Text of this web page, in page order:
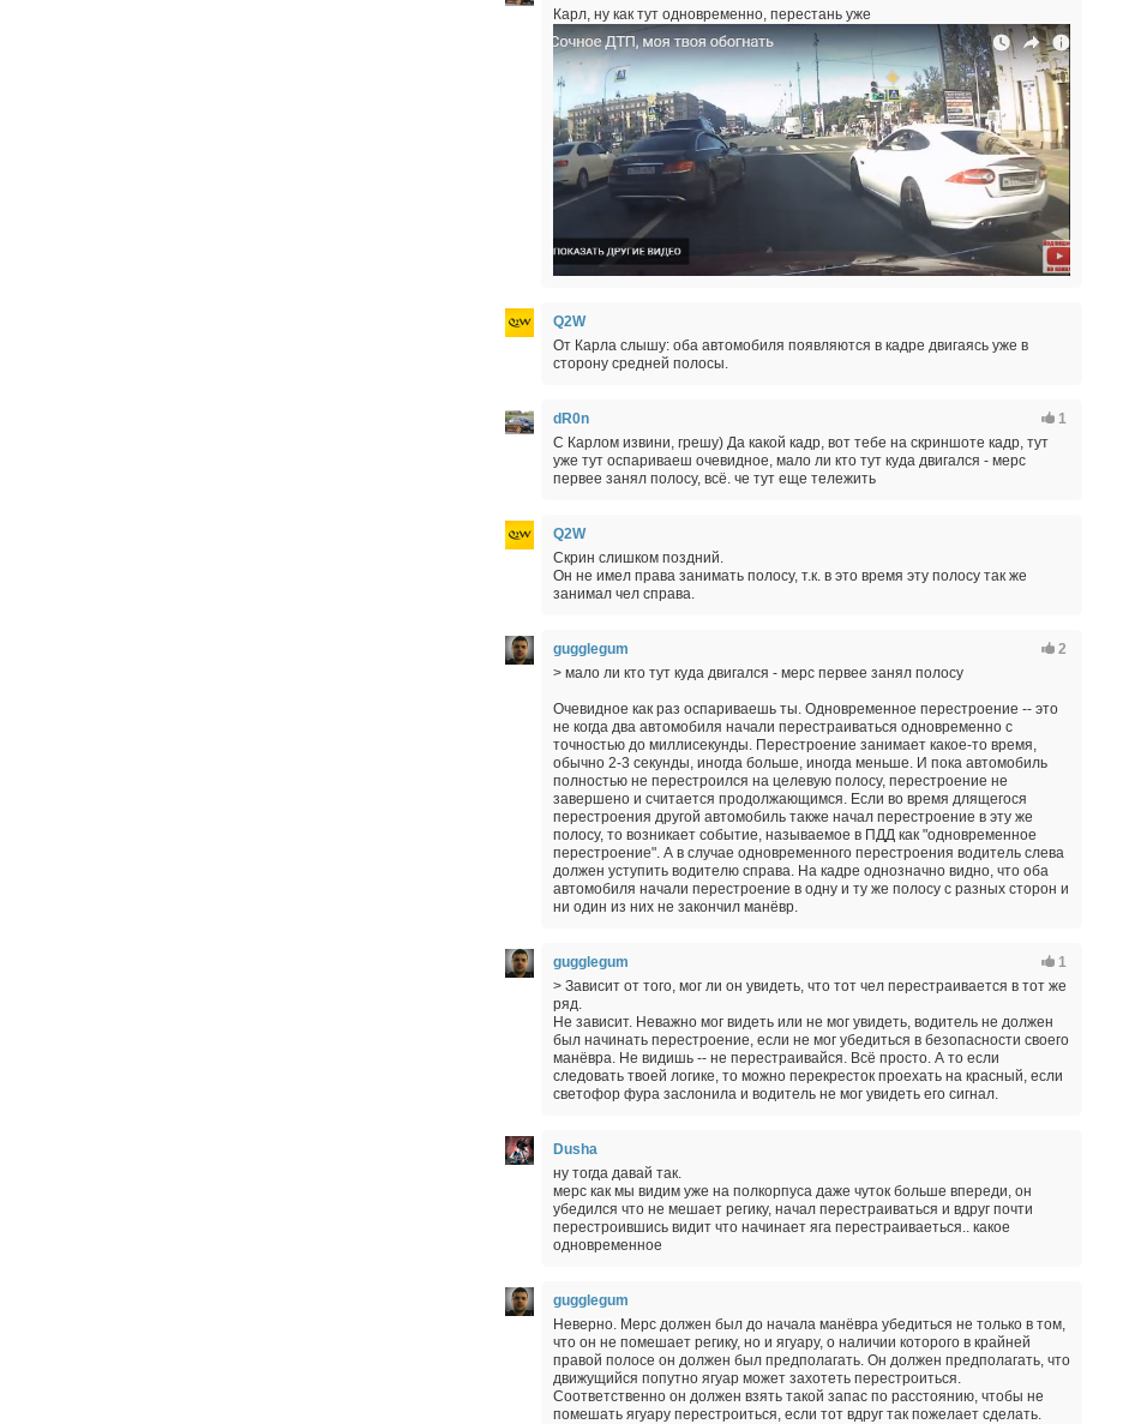
Карл, ну как тут одновременно, перестань уже
Q2W
От Карла слышу: оба автомобиля появляются в кадре двигаясь уже в
сторону средней полосы.
1
dR0n
С Карлом извини, грешу) Да какой кадр, вот тебе на скриншоте кадр, тут
уже тут оспариваеш очевидное, мало ли кто тут куда двигался - мерс
первее занял полосу, всё. че тут еще тележить
Q2W
Скрин слишком поздний.
Он не имел права занимать полосу, т.к. в это время эту полосу так же
занимал чел справа.
2
gugglegum
> мало ли кто тут куда двигался - мерс первее занял полосу
Очевидное как раз оспариваешь ты. Одновременное перестроение -- это
не когда два автомобиля начали перестраиваться одновременно с
точностью до миллисекунды. Перестроение занимает какое-то время,
обычно 2-3 секунды, иногда больше, иногда меньше. И пока автомобиль
полностью не перестроился на целевую полосу, перестроение не
завершено и считается продолжающимся. Если во время длящегося
перестроения другой автомобиль также начал перестроение в эту же
полосу, то возникает событие, называемое в ПДД как "одновременное
перестроение". А в случае одновременного перестроения водитель слева
должен уступить водителю справа. На кадре однозначно видно, что оба
автомобиля начали перестроение в одну и ту же полосу с разных сторон и
ни один из них не закончил манёвр.
1
gugglegum
> Зависит от того, мог ли он увидеть, что тот чел перестраивается в тот же
ряд.
Не зависит. Неважно мог видеть или не мог увидеть, водитель не должен
был начинать перестроение, если не мог убедиться в безопасности своего
манёвра. Не видишь -- не перестраивайся. Всё просто. А то если
следовать твоей логике, то можно перекресток проехать на красный, если
светофор фура заслонила и водитель не мог увидеть его сигнал.
Dusha
ну тогда давай так.
мерс как мы видим уже на полкорпуса даже чуток больше впереди, он
убедился что не мешает регику, начал перестраиваться и вдруг почти
перестроившись видит что начинает яга перестраиваеться.. какое
одновременное
gugglegum
Неверно. Мерс должен был до начала манёвра убедиться не только в том,
что он не помешает регику, но и ягуару, о наличии которого в крайней
правой полосе он должен был предполагать. Он должен предполагать, что
движущийся попутно ягуар может захотеть перестроиться.
Соответственно он должен взять такой запас по расстоянию, чтобы не
помешать ягуару перестроиться, если тот вдруг так пожелает сделать.